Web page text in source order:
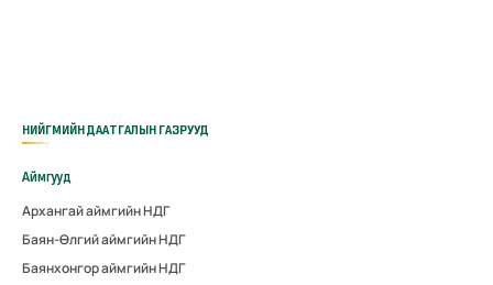
НИЙГМИЙН ДААТГАЛЫН ГАЗРУУД
Аймгууд
Архангай аймгийн НДГ
Баян-Өлгий аймгийн НДГ
Баянхонгор аймгийн НДГ